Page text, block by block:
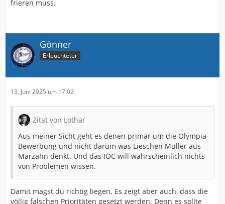
frieren muss.
Gönner
Erleuchteter
13. Juni 2025 um 17:02
Zitat von Lothar
Aus meiner Sicht geht es denen primär um die Olympia-
Bewerbung und nicht darum was Lieschen Müller aus
Marzahn denkt. Und das IOC will wahrscheinlich nichts
von Problemen wissen.
Damit magst du richtig liegen. Es zeigt aber auch, dass die
völlig falschen Prioritäten gesetzt werden. Denn es sollte